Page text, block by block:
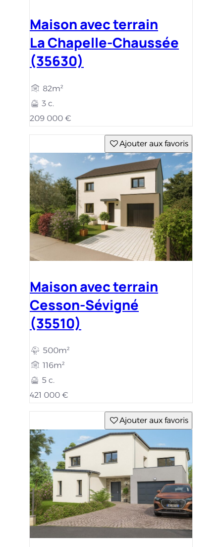
Maison avec terrain
La Chapelle-Chaussée
(35630)
82m²
3 c.
209 000 €
Ajouter aux favoris
Maison avec terrain
Cesson-Sévigné
(35510)
500m²
116m²
5 c.
421 000 €
Ajouter aux favoris